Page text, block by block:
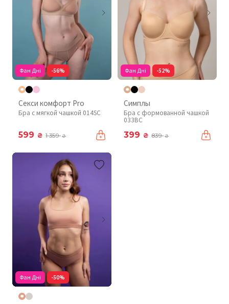
Фан Дні -56%
Секси комфорт Pro
Бра с мягкой чашкой 014SC
599 ₴ 1 359₴
Фан Дні -52%
Симплы
Бра с формованной чашкой
033BC
399 ₴ 839₴
Фан Дні -50%